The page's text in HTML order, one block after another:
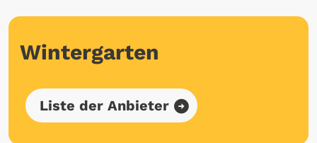
Wintergarten
Liste der Anbieter